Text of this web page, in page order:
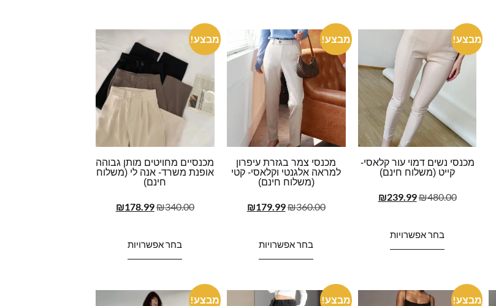
מבצע!
מכנסי נשים דמוי עור קלאסי-
קייט (משלוח חינם)
₪480.00
₪239.99
בחר אפשרויות
מבצע!
מכנסי צמר בגזרת עיפרון
למראה אלגנטי וקלאסי- קטי
(משלוח חינם)
₪360.00
₪179.99
בחר אפשרויות
מבצע!
מכנסיים מחויטים מותן גבוהה
אופנת משרד- אנה לי (משלוח
חינם)
₪340.00
₪178.99
בחר אפשרויות
מבצע! מבצע! מבצע!